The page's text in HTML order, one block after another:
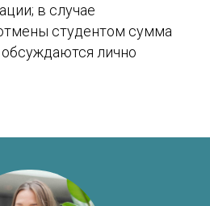
в случае
студентом сумма
лично